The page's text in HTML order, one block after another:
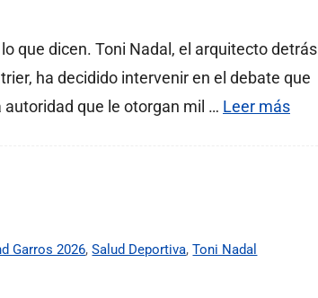
que dicen. Toni Nadal, el arquitecto detrás
ha decidido intervenir en el debate que
autoridad que le otorgan mil … Leer más
Garros 2026,Salud Deportiva,Toni Nadal